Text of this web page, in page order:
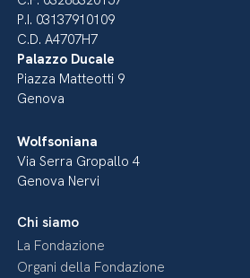
P.I. 03137910109
C.D. A4707H7
Palazzo Ducale
Piazza Matteotti 9
Genova
Wolfsoniana
Via Serra Gropallo 4
Genova Nervi
Chi siamo
La Fondazione
Organi della Fondazione